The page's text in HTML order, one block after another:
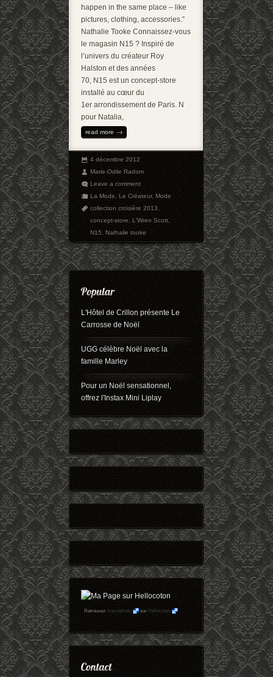
happen in the same place – like
pictures, clothing, accessories.”
Nathalie Tooke Connaissez-vous
le magasin N15 ? Inspiré de
l’univers du créateur Roy
Halston et des années
70, N15 est un concept-store
installé au cœur du
1er arrondissement de Paris. N
pour Natalia,
read more
4 décembre 2012
Marie-Odile Radom
Leave a comment
La Mode,Le Créateur,Mode
collection croisière 2013,
concept-store,L'Wren Scott,
N15,Nathalie tooke
L'Hôtel de Crillon présente Le
Carrosse de Noël
UGG célèbre Noël avec la
famille Marley
Pour un Noël sensationnel,
offrez l'Instax Mini Liplay
Retrouvezmaryophoto surHellocoton